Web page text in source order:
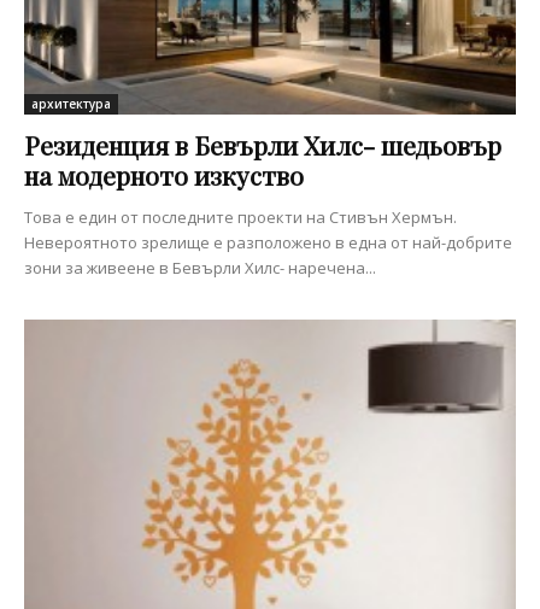
архитектура
Резиденция в Бевърли Хилс- шедьовър
на модерното изкуство
Това е един от последните проекти на Стивън Хермън.
Невероятното зрелище е разположено в една от най-добрите
зони за живеене в Бевърли Хилс- наречена...